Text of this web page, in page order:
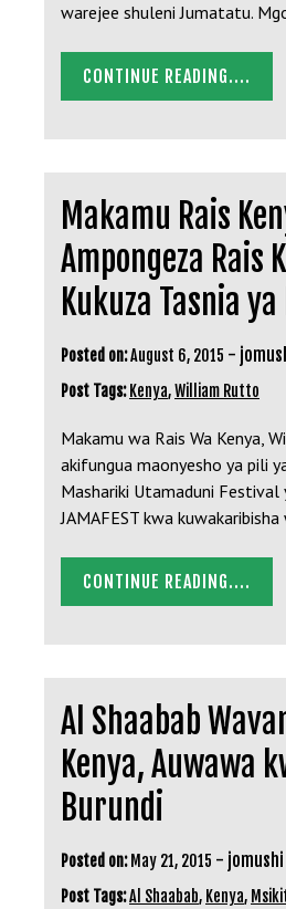
warejee shuleni Jumatatu.
CONTINUE READING....
Makamu Rais
Ampongeza Rais
Kukuza Tasnia
Posted on:August 6, 2015 -
Post Tags: Kenya,William Rutto
Makamu wa Rais Wa Kenya,
akifungua maonyesho ya pili
Mashariki Utamaduni Festival
JAMAFEST kwa
CONTINUE READING....
Al Shaabab
Kenya, Auwawa
Burundi
Posted on: May 21, 2015 - jomushi
Post Tags:Al Shaabab, Kenya,